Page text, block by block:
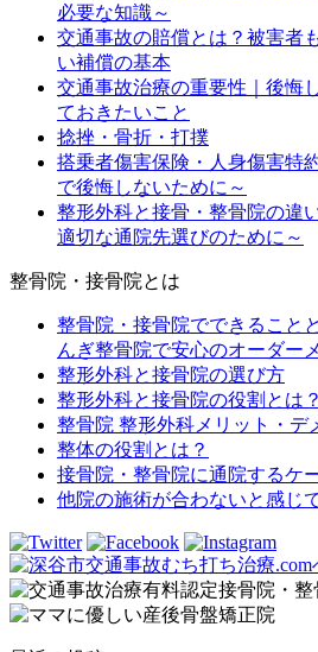
必要な知識～
交通事故の賠償とは？被害者
い補償の基本
交通事故治療の重要性｜後悔
ておきたいこと
捻挫・骨折・打撲
搭乗者傷害保険・人身傷害特
で後悔しないために～
整形外科と接骨・整骨院の違
適切な通院先選びのために～
整骨院・接骨院とは
整骨院・接骨院でできること
んぎ整骨院で安心のオーダー
整形外科と接骨院の選び方
整形外科と接骨院の役割とは？
整骨院 整形外科メリット・デ
整体の役割とは？
接骨院・整骨院に通院するケ
他院の施術が合わないと感じ